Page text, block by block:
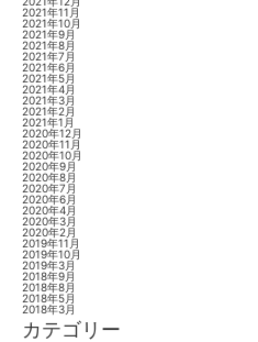
2021年11月
2021年10月
2021年9月
2021年8月
2021年7月
2021年6月
2021年5月
2021年4月
2021年3月
2021年2月
2021年1月
2020年12月
2020年11月
2020年10月
2020年9月
2020年8月
2020年7月
2020年6月
2020年4月
2020年3月
2020年2月
2019年11月
2019年10月
2019年3月
2018年9月
2018年8月
2018年5月
2018年3月
カテゴリー